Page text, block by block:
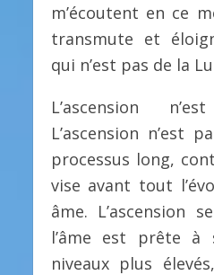
m’écoutent en ce
transmute et
qui n’est pas de la
L’ascension
L’ascension n’est
processus long,
vise avant tout
âme. L’ascension
l’âme est prête à
niveaux plus